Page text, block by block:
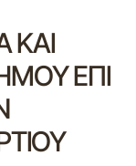
ΚΑΙ
ΕΠΙ